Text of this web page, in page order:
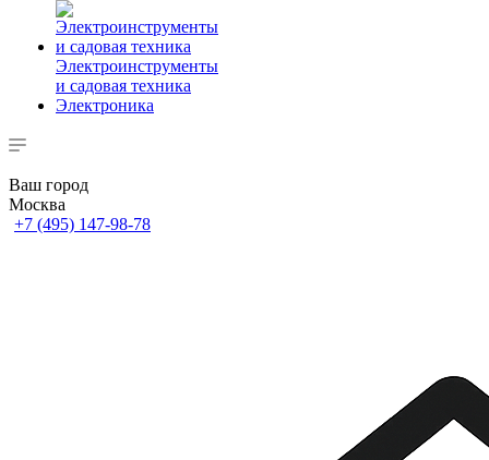
Электроинструменты
и садовая техника
Электроника
Ваш город
Москва
+7 (495) 147-98-78